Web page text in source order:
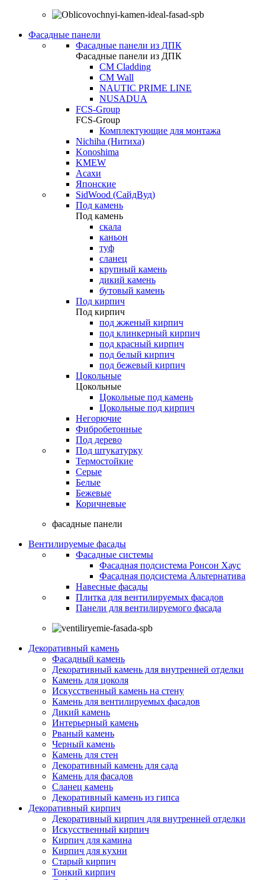
Фасадные панели
Фасадные панели из ДПК
Фасадные панели из ДПК
CM Cladding
CM Wall
NAUTIC PRIME LINE
NUSADUA
FCS-Group
FCS-Group
Комплектующие для монтажа
Nichiha (Нитиха)
Konoshima
KMEW
Асахи
Японские
SidWood (СайдВуд)
Под камень
Под камень
скала
каньон
туф
сланец
крупный камень
дикий камень
бутовый камень
Под кирпич
Под кирпич
под жженый кирпич
под клинкерный кирпич
под красный кирпич
под белый кирпич
под бежевый кирпич
Цокольные
Цокольные
Цокольные под камень
Цокольные под кирпич
Негорючие
Фибробетонные
Под дерево
Под штукатурку
Термостойкие
Серые
Белые
Бежевые
Коричневые
фасадные панели
Вентилируемые фасады
Фасадные системы
Фасадная подсистема Ронсон Хаус
Фасадная подсистема Альтернатива
Навесные фасады
Плитка для вентилируемых фасадов
Панели для вентилируемого фасада
Декоративный камень
Фасадный камень
Декоративный камень для внутренней отделки
Камень для цоколя
Искусственный камень на стену
Камень для вентилируемых фасадов
Дикий камень
Интерьерный камень
Рваный камень
Черный камень
Камень для стен
Декоративный камень для сада
Камень для фасадов
Сланец камень
Декоративный камень из гипса
Декоративный кирпич
Декоративный кирпич для внутренней отделки
Искусственный кирпич
Кирпич для камина
Кирпич для кухни
Старый кирпич
Тонкий кирпич